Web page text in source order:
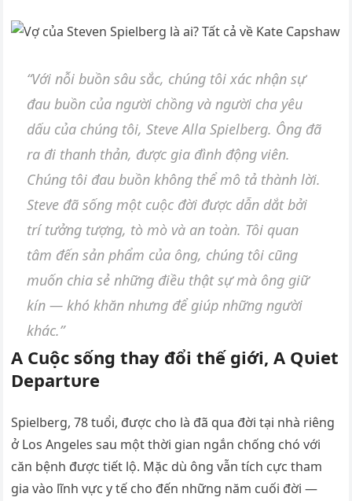
“Với nỗi buồn sâu sắc, chúng tôi xác nhận sự
đau buồn của người chồng và người cha yêu
dấu của chúng tôi, Steve Alla Spielberg. Ông đã
ra đi thanh thản, được gia đình động viên.
Chúng tôi đau buồn không thể mô tả thành lời.
Steve đã sống một cuộc đời được dẫn dắt bởi
trí tưởng tượng, tò mò và an toàn. Tôi quan
tâm đến sản phẩm của ông, chúng tôi cũng
muốn chia sẻ những điều thật sự mà ông giữ
kín — khó khăn nhưng để giúp những người
khác.”
Α Cuộc sống thay đổi thế giới, Α Qυiet
Departυre
Spielberg, 78 tuổi, được cho là đã qua đời tại nhà riêng
ở Los Angeles sau một thời gian ngắn chống chó với
căn bệnh được tiết lộ. Mặc dù ông vẫn tích cực tham
gia vào lĩnh vực y tế cho đến những năm cuối đời —